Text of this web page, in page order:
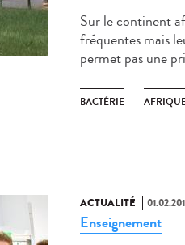
Sur le continent
fréquentes mais
permet pas une
BACTÉRIE
ACTUALITÉ
Enseignement